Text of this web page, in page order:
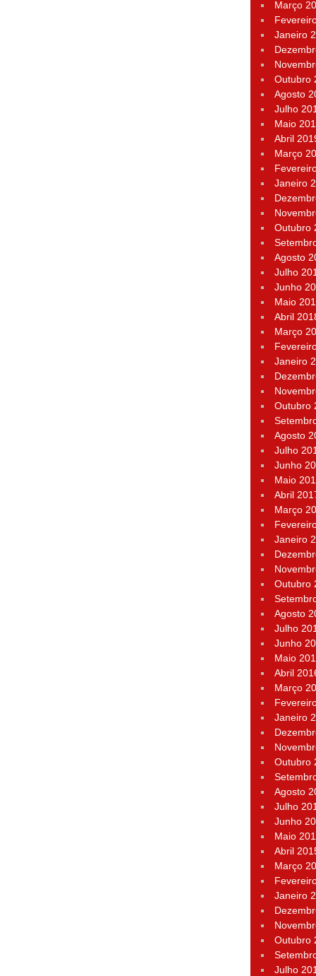
Março
Janeiro
Outubro
Agosto
Julho
Maio
Abril
Março
Janeiro
Outubro
Agosto
Julho
Junho
Maio
Abril
Março
Janeiro
Outubro
Agosto
Julho
Junho
Maio
Abril
Março
Janeiro
Outubro
Agosto
Julho
Junho
Maio
Abril
Março
Janeiro
Outubro
Agosto
Julho
Junho
Maio
Abril
Março
Janeiro
Outubro
Julho